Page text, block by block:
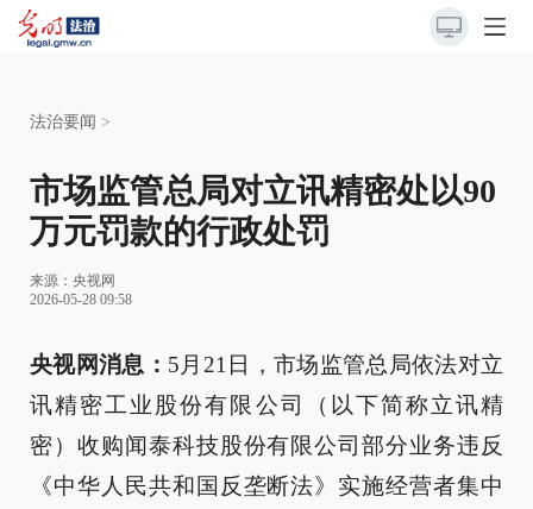
法治要闻 >
市场监管总局对立讯精密处以90
万元罚款的行政处罚
来源： 央视网
2026-05-28 09:58
央视网消息： 5月21日，市场监管总局依法对立
讯精密工业股份有限公司（以下简称立讯精
密）收购闻泰科技股份有限公司部分业务违反
《中华人民共和国反垄断法》实施经营者集中